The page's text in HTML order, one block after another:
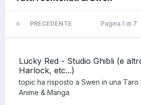
PRECEDENTE Pagina 1 di 7
Lucky Red - Studio Ghibli (e
Harlock, etc...)
topic ha risposto a Swen in una Taro
Anime & Manga